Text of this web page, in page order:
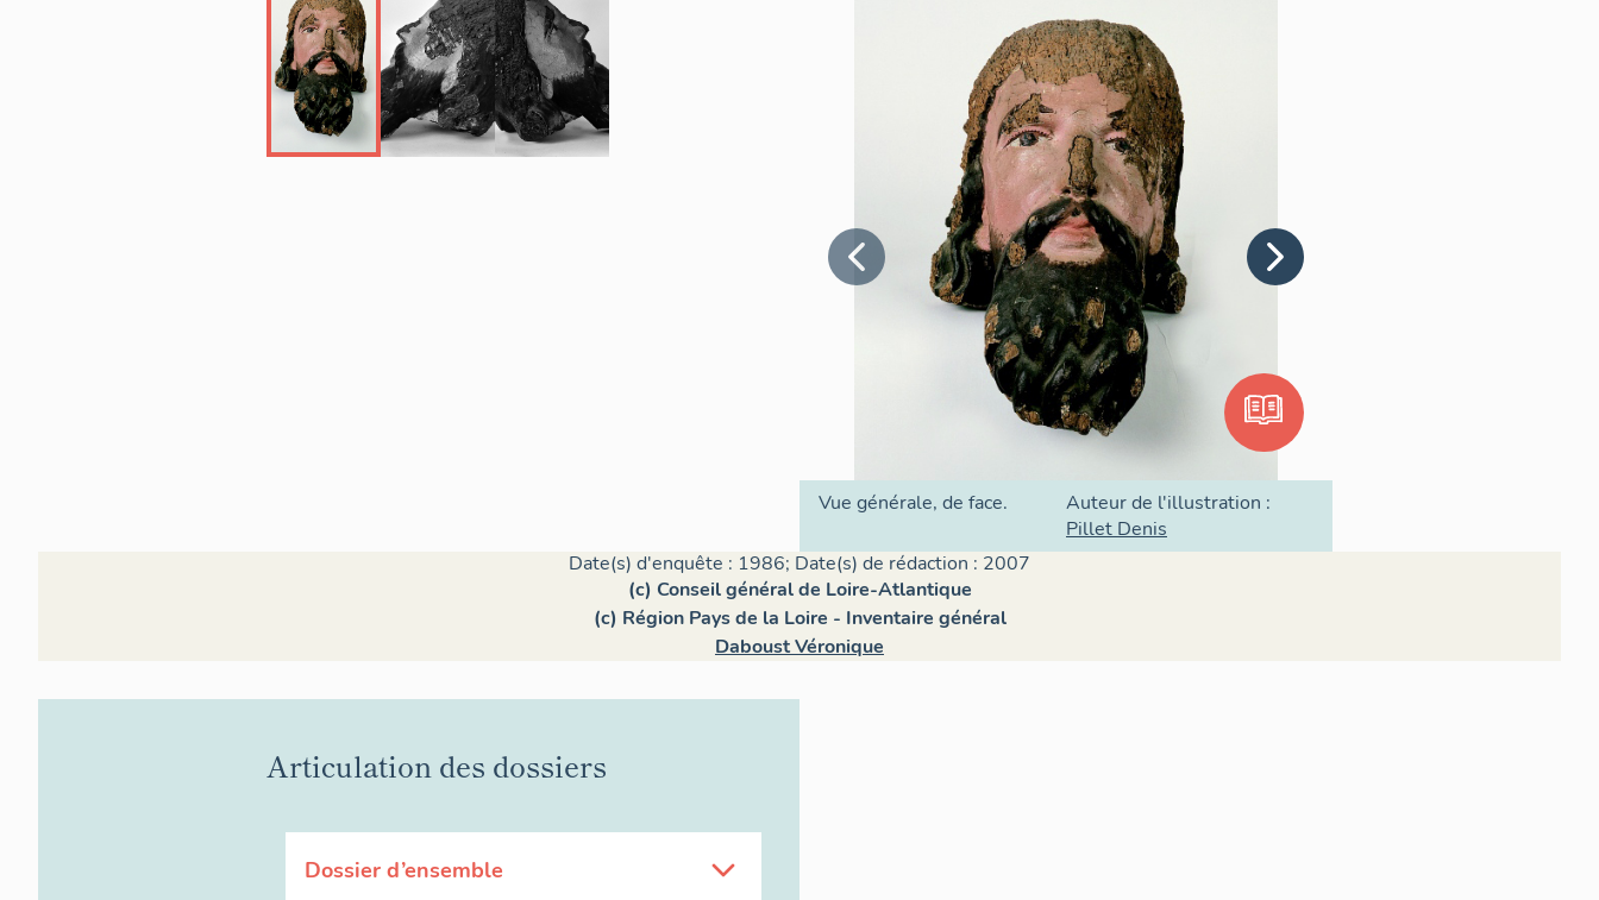
Vue générale, de face.
Auteur de l'illustration :
Pillet Denis
Date(s) d'enquête : 1986; Date(s) de rédaction : 2007
(c) Conseil général de Loire-Atlantique
(c) Région Pays de la Loire - Inventaire général
Daboust Véronique
Articulation des dossiers
Dossier d’ensemble